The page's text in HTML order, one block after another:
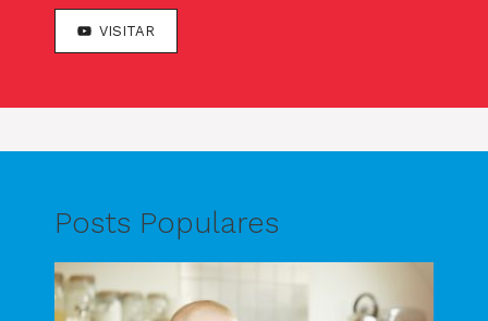
VISITAR
Posts Populares